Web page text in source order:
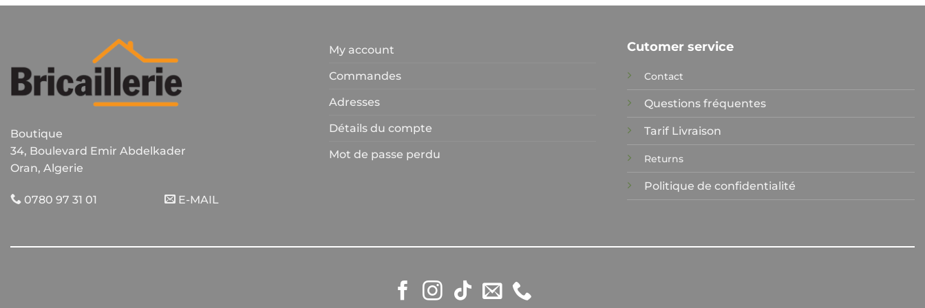
variations.
peuvent
sur
page
du
Boutique
34, Boulevard Emir Abdelkader
Oran, Algerie
0780 97 31 01 E-MAIL
My account
Commandes
Adresses
Détails du compte
Mot de passe perdu
Cutomer service
Contact
Questions fréquentes
Tarif Livraison
Returns
Politique de confidentialité